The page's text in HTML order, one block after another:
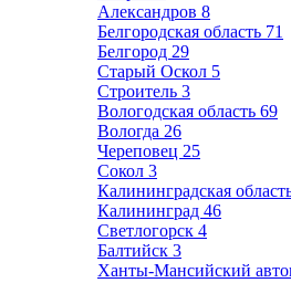
Александров 8
Белгородская область 71
Белгород 29
Старый Оскол 5
Строитель 3
Вологодская область 69
Вологда 26
Череповец 25
Сокол 3
Калининградская
Калининград 46
Светлогорск 4
Балтийск 3
Ханты-Мансийский